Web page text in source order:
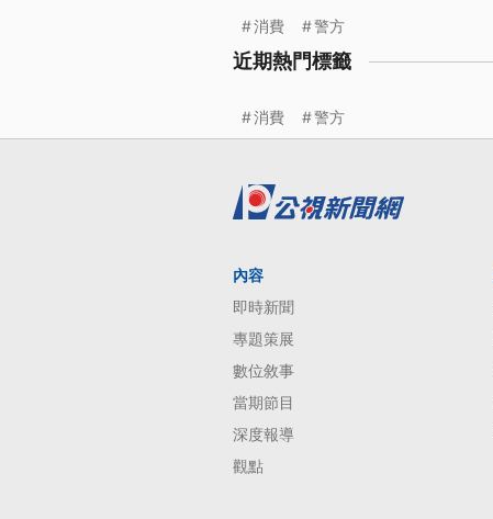
消費 警方
近期熱門標籤
消費 警方
內容
即時新聞
專題策展
數位敘事
當期節目
深度報導
觀點